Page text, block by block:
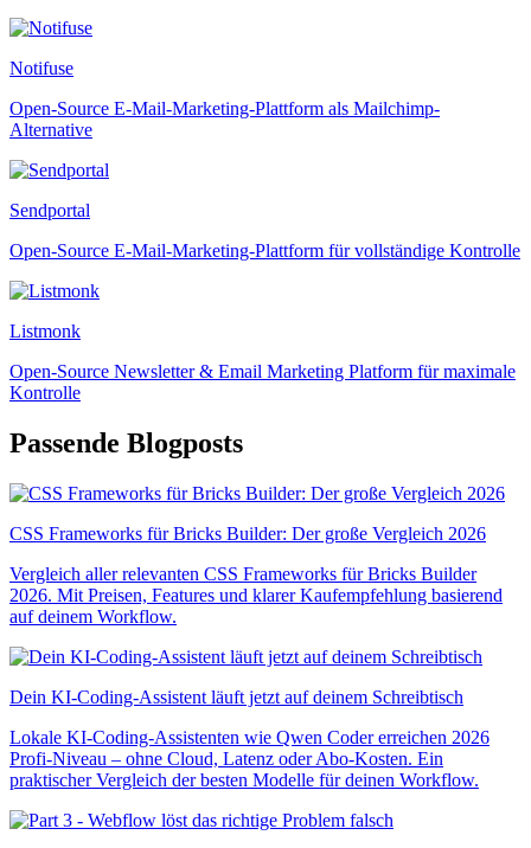
Notifuse
Open-Source E-Mail-Marketing-Plattform als Mailchimp-
Alternative
Sendportal
Open-Source E-Mail-Marketing-Plattform für vollständige Kontrolle
Listmonk
Open-Source Newsletter & Email Marketing Platform für maximale
Kontrolle
Passende Blogposts
CSS Frameworks für Bricks Builder: Der große Vergleich 2026
Vergleich aller relevanten CSS Frameworks für Bricks Builder
2026. Mit Preisen, Features und klarer Kaufempfehlung basierend
auf deinem Workflow.
Dein KI-Coding-Assistent läuft jetzt auf deinem Schreibtisch
Lokale KI-Coding-Assistenten wie Qwen Coder erreichen 2026
Profi-Niveau – ohne Cloud, Latenz oder Abo-Kosten. Ein
praktischer Vergleich der besten Modelle für deinen Workflow.